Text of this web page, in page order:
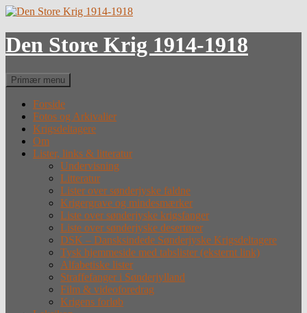
Hop
indhold
Den Store Krig 1914-1918
Søg
Primær menu
Forside
Fotos og Arkivalier
Krigsdeltagere
Om
Lister, links & litteratur
Undervisning
Litteratur
Lister over sønderjyske faldne
Krigergrave og mindesmærker
Liste over sønderjyske krigsfanger
Liste over sønderjyske desertører
DSK – Dansksindede Sønderjyske Krigsdeltagere
Tysk hjemmeside med tabslister (eksternt link)
Alfabetiske lister
Straffefanger i Sønderjylland
Film & videoforedrag
Krigens forløb